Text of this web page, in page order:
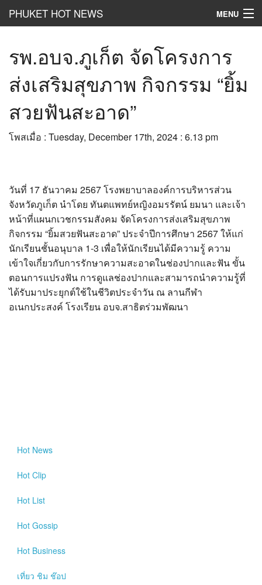
PHUKET HOT NEWS MENU
Hot Clip
Hot List
Hot Gossip
HotBusiness
HotHealth and Beauty
PR News
อยากบอกอยากเล่า
รพ.อบจ.ภูเก็ต จัดโครงการ
ส่งเสริมสุขภาพ กิจกรรม “ยิ้ม
สวยฟันสะอาด”
โพสเมื่อ : Tuesday, December 17th, 2024 : 6.13 pm
วันที่ 17 ธันวาคม 2567 โรงพยาบาลองค์การบริหารส่วน
จังหวัดภูเก็ต นำโดย ทันตแพทย์หญิงอมรรัตน์ ยมนา และเจ้า
หน้าที่แผนกเวชกรรมสังคม จัดโครงการส่งเสริมสุขภาพ
กิจกรรม “ยิ้มสวยฟันสะอาด” ประจำปีการศึกษา 2567 ให้แก่
นักเรียนชั้นอนุบาล 1-3 เพื่อให้นักเรียนได้มีความรู้ ความ
เข้าใจเกี่ยวกับการรักษาความสะอาดในช่องปากและฟัน ขั้น
ตอนการแปรงฟัน การดูแลช่องปากและสามารถนำความรู้ที่
ได้รับมาประยุกต์ใช้ในชีวิตประจำวัน ณ ลานกีฬา
อเนกประสงค์ โรงเรียน อบจ.สาธิตร่วมพัฒนา
Hot News
Hot Clip
Hot List
Hot Gossip
Hot Business
เที่ยว ชิม ช๊อป